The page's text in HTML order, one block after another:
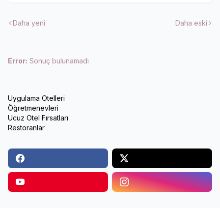
Daha yeni Daha eski
Error: Sonuç bulunamadı
Uygulama Otelleri
Öğretmenevleri
Ucuz Otel Fırsatları
Restoranlar